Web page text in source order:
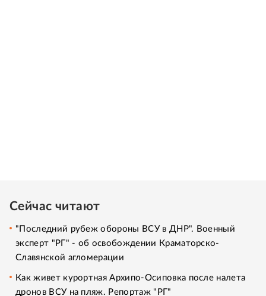
Сейчас читают
"Последний рубеж обороны ВСУ в ДНР". Военный
эксперт "РГ" - об освобождении Краматорско-
Славянской агломерации
Как живет курортная Архипо-Осиповка после налета
дронов ВСУ на пляж. Репортаж "РГ"